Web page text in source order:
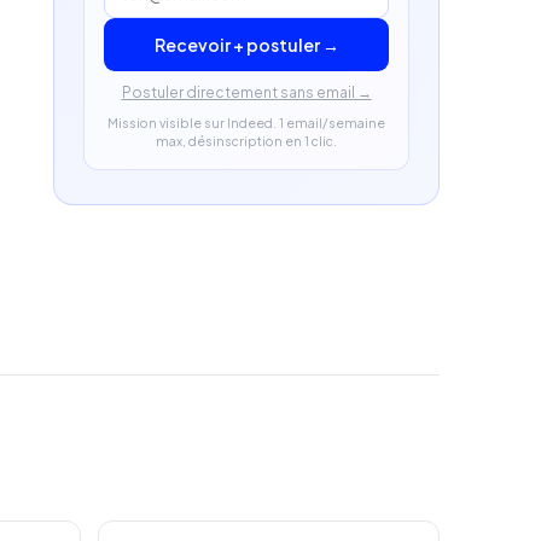
Recevoir + postuler →
Postuler directement sans email →
Mission visible sur Indeed. 1 email/semaine
max, désinscription en 1 clic.